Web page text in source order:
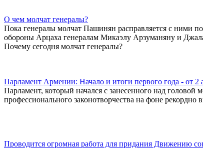
О чем молчат генералы?
Пока генералы молчат Пашинян расправляется с ними
обороны Арцаха генералам Микаэлу Арзуманяну и
Почему сегодня молчат генералы?
Парламент Армении: Начало и итоги первого года - от 2
Парламент, который начался с занесенного над
профессионального законотворчества на фоне
Проводится огромная работа для придания Движению